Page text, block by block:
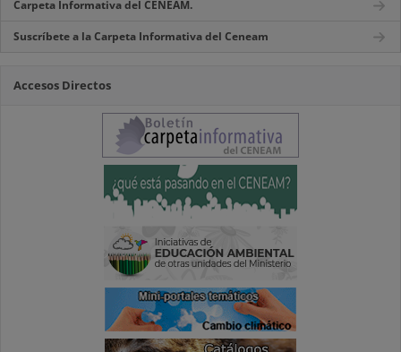
Carpeta Informativa del CENEAM.
Suscríbete a la Carpeta Informativa del Ceneam
Accesos Directos